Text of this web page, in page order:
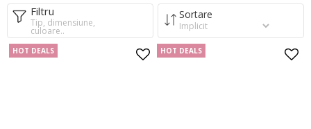
Filtru
Tip, dimensiune,
culoare..
Sortare
HOT DEALS HOT DEALS